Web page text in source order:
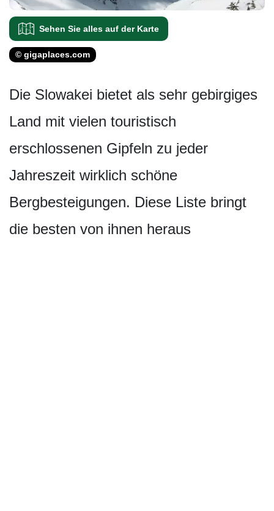
Sehen Sie alles auf der Karte
© gigaplaces.com
Die Slowakei bietet als sehr gebirgiges
Land mit vielen touristisch
erschlossenen Gipfeln zu jeder
Jahreszeit wirklich schöne
Bergbesteigungen. Diese Liste bringt
die besten von ihnen heraus